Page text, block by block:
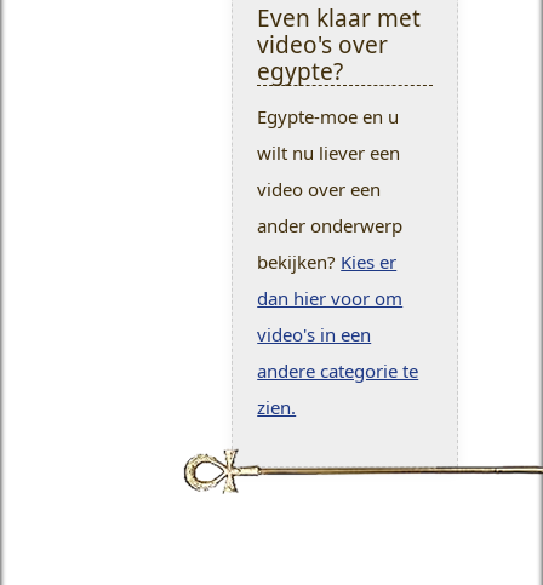
Even klaar met
video's over
egypte?
Egypte-moe en u
wilt nu liever een
video over een
ander onderwerp
bekijken? Kies er
dan hier voor om
video's in een
andere categorie te
zien.